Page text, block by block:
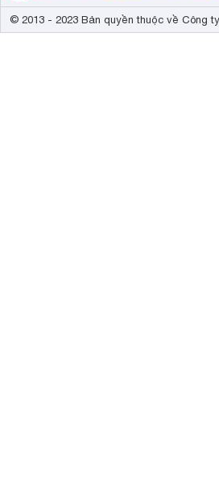
© 2013 - 2023 Bản quyền thuộc về Công